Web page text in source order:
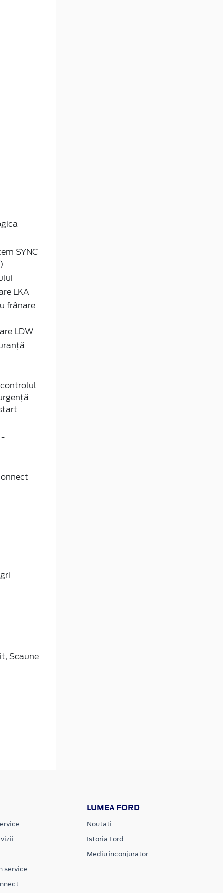
SYNC
LKA
frânare
LDW
-
Scaune
service
LUMEA FORD
Noutati
Istoria Ford
Mediu inconjurator